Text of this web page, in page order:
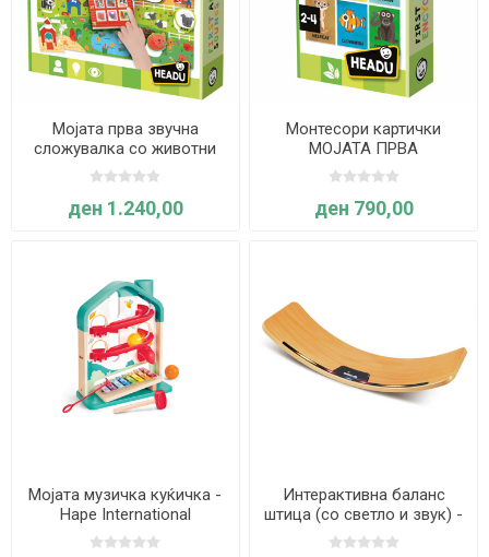
Мојата прва звучна
сложувалка со животни
Montessori - Headu
ден 1.240,00
Монтесори картички
МОЈАТА ПРВА
ЕНЦИКЛОПЕДИЈА ЗА
ЖИВОТНИ - Headu
ден 790,00
Мојата музичка куќичка -
Hape International
Интерактивна баланс
штица (со светло и звук) -
Hape International